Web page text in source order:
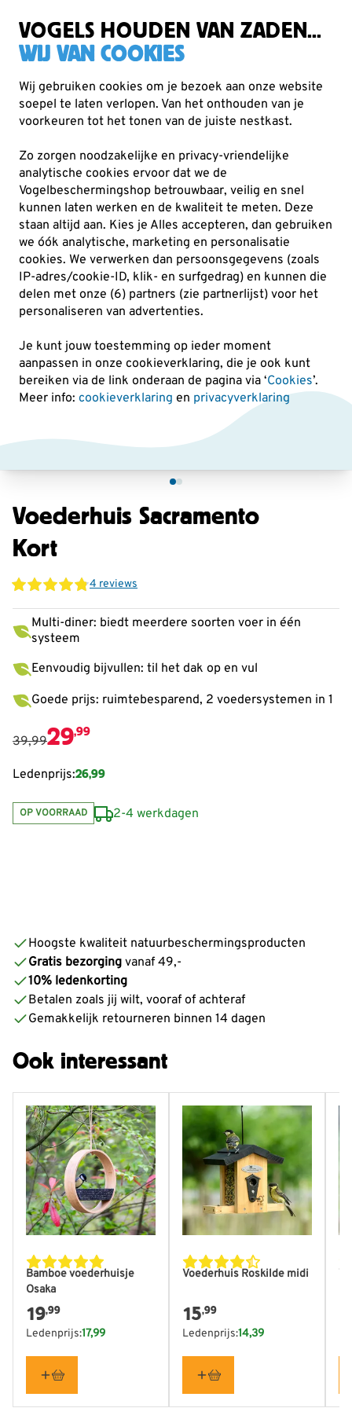
VOGELS HOUDEN VAN ZADEN...
WIJ VAN COOKIES
Wij gebruiken cookies om je bezoek aan onze website
soepel te laten verlopen. Van het onthouden van je
voorkeuren tot het tonen van de juiste nestkast.
Zo zorgen noodzakelijke en privacy-vriendelijke
analytische cookies ervoor dat we de
Vogelbeschermingshop betrouwbaar, veilig en snel
kunnen laten werken en de kwaliteit te meten. Deze
staan altijd aan. Kies je Alles accepteren, dan gebruiken
we óók analytische, marketing en personalisatie
cookies. We verwerken dan persoonsgegevens (zoals
IP-adres/cookie-ID, klik- en surfgedrag) en kunnen die
delen met onze (6) partners (zie partnerlijst) voor het
personaliseren van advertenties.
Je kunt jouw toestemming op ieder moment
aanpassen in onze cookieverklaring, die je ook kunt
bereiken via de link onderaan de pagina via ‘Cookies’.
Meer info: cookieverklaring en privacyverklaring
Uitgelicht Outlet
25% KORTING
Voederhuis Sacramento
Kort
4 reviews
Multi-diner: biedt meerdere soorten voer in één
systeem
Eenvoudig bijvullen: til het dak op en vul
Goede prijs: ruimtebesparend, 2 voedersystemen in 1
39,9929,99
Ledenprijs:26,99
OP VOORRAAD 2-4 werkdagen
Hoogste kwaliteit natuurbeschermingsproducten
Gratis bezorging vanaf 49,-
10% ledenkorting
Betalen zoals jij wilt, vooraf of achteraf
Gemakkelijk retourneren binnen 14 dagen
Ook interessant
Bamboe voederhuisje
Osaka
19,99
Ledenprijs:17,99
Voederhuis Roskilde midi
15,99
Ledenprijs:14,39